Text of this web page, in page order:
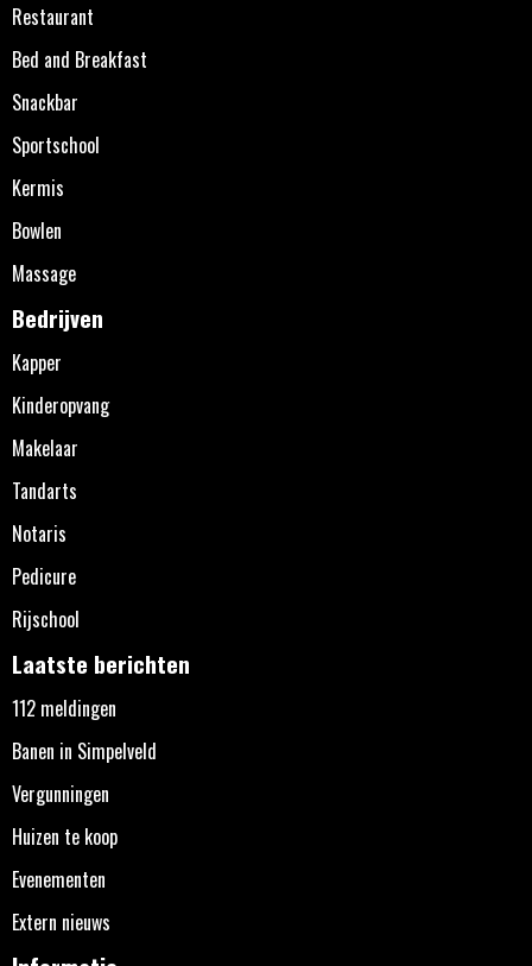
Restaurant
Bed and Breakfast
Snackbar
Sportschool
Kermis
Bowlen
Massage
Bedrijven
Kapper
Kinderopvang
Makelaar
Tandarts
Notaris
Pedicure
Rijschool
Laatste berichten
112 meldingen
Banen in Simpelveld
Vergunningen
Huizen te koop
Evenementen
Extern nieuws